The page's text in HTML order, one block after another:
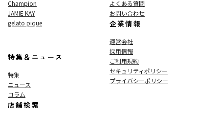
Champion
JAMIE KAY
gelato pique
特集＆ニュース
特集
ニュース
コラム
店舗検索
よくある質問
お問い合わせ
企業情報
運営会社
採用情報
ご利用規約
セキュリティポリシー
プライバシーポリシー